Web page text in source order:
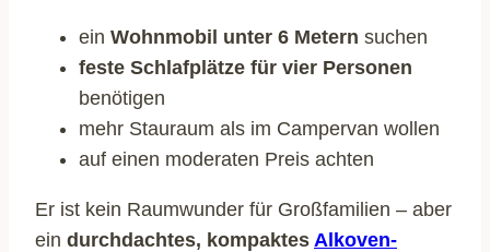
ein Wohnmobil unter 6 Metern suchen
feste Schlafplätze für vier Personen
benötigen
mehr Stauraum als im Campervan wollen
auf einen moderaten Preis achten
Er ist kein Raumwunder für Großfamilien – aber
ein durchdachtes, kompaktes Alkoven-